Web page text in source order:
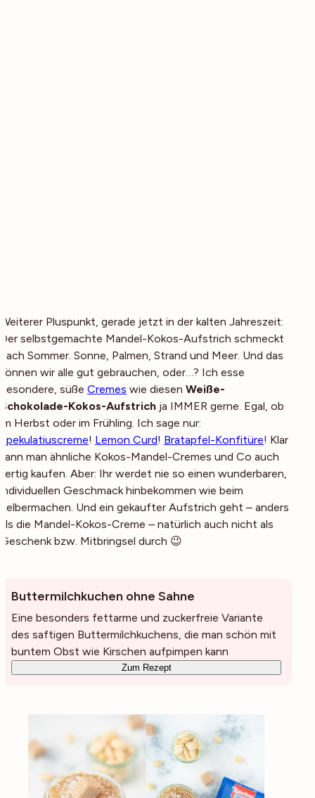
Weiterer Pluspunkt, gerade jetzt in der kalten Jahreszeit:
Der selbstgemachte Mandel-Kokos-Aufstrich schmeckt
nach Sommer. Sonne, Palmen, Strand und Meer. Und das
können wir alle gut gebrauchen, oder…? Ich esse
besondere, süße Cremes wie diesen Weiße-
Schokolade-Kokos-Aufstrich ja IMMER gerne. Egal, ob
im Herbst oder im Frühling. Ich sage nur:
Spekulatiuscreme! Lemon Curd! Bratapfel-Konfitüre! Klar
kann man ähnliche Kokos-Mandel-Cremes und Co auch
fertig kaufen. Aber: Ihr werdet nie so einen wunderbaren,
individuellen Geschmack hinbekommen wie beim
Selbermachen. Und ein gekaufter Aufstrich geht – anders
als die Mandel-Kokos-Creme – natürlich auch nicht als
Geschenk bzw. Mitbringsel durch 😉
Buttermilchkuchen ohne Sahne
Eine besonders fettarme und zuckerfreie Variante
des saftigen Buttermilchkuchens, die man schön mit
buntem Obst wie Kirschen aufpimpen kann
Zum Rezept